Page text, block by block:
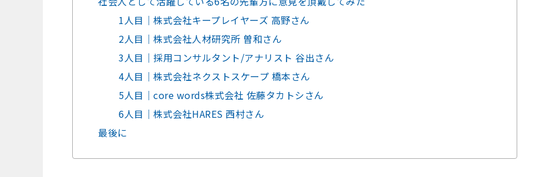
1人目｜株式会社キープレイヤーズ 高野さん
2人目｜株式会社人材研究所 曽和さん
3人目｜採用コンサルタント/アナリスト 谷出さん
4人目｜株式会社ネクストスケープ 橋本さん
5人目｜core words株式会社 佐藤タカトシさん
6人目｜株式会社HARES 西村さん
最後に